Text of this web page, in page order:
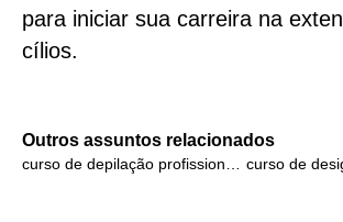
para iniciar sua carreira na
cílios.
Outros assuntos relacionados
curso de